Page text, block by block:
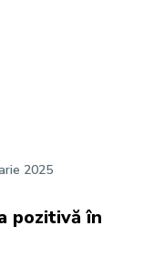
2025
pozitivă în